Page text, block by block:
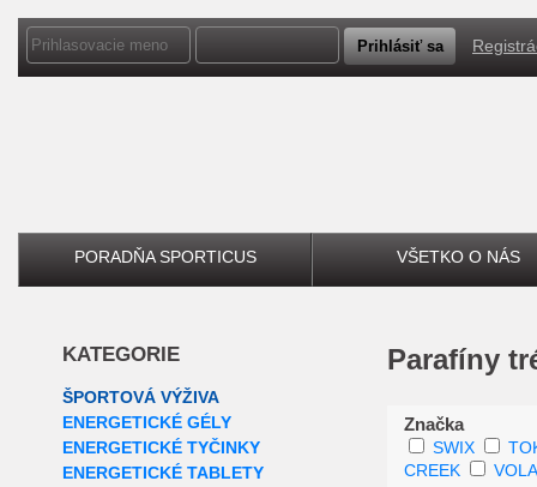
PORADŇA SPORTICUS VŠETKO O NÁS
KATEGORIE
ŠPORTOVÁ VÝŽIVA
ENERGETICKÉ GÉLY
ENERGETICKÉ TYČINKY
ENERGETICKÉ TABLETY
Parafíny
Značka
SWIX
CREEK
VOLA